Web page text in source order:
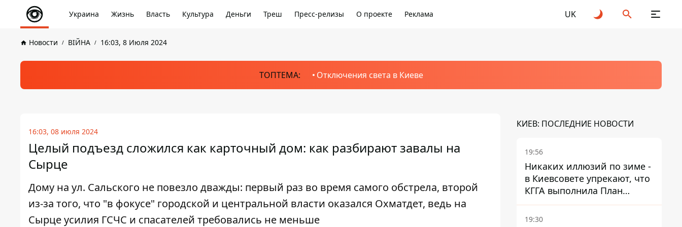
Украина Жизнь Власть Культура Деньги Треш Пресс-релизы О проекте Реклама UK
Новости ВІЙНА 16:03, 8 Июля 2024
ТОПТЕМА: Отключения света в Киеве
16:03, 08 июля 2024
Целый подъезд сложился как карточный дом: как разбирают завалы на
Сырце
Дому на ул. Сальского не повезло дважды: первый раз во время самого обстрела, второй
из-за того, что "в фокусе" городской и центральной власти оказался Охматдет, ведь на
Сырце усилия ГСЧС и спасателей требовались не меньше
КИЕВ: ПОСЛЕДНИЕ НОВОСТИ
19:56
Никаких иллюзий по зиме -
в Киевсовете упрекают, что
КГГА выполнила План
устойчивости на 20%
19:30